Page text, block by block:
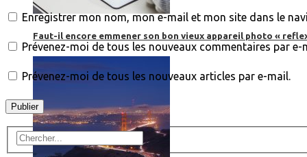
Faut-il encore emmener son bon vieux appareil photo «
Enregistrer mon nom, mon e-mail et mon site dans le
Prévenez-moi de tous les nouveaux commentaires par e-
Prévenez-moi de tous les nouveaux articles par e-mail.